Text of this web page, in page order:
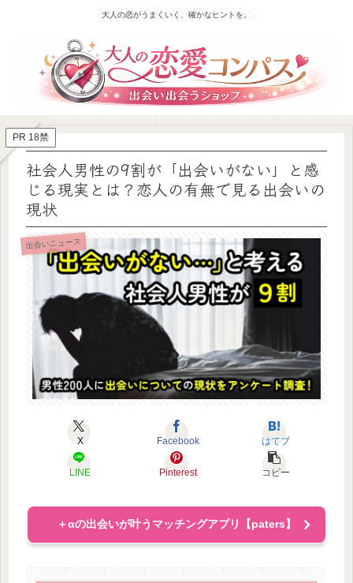
大人の恋がうまくいく、確かなヒントを。
PR 18禁
社会人男性の9割が「出会いがない」と感
じる現実とは？恋人の有無で見る出会いの
現状
出会いニュース
X Facebook はてブ
LINE Pinterest コピー
＋αの出会いが叶うマッチングアプリ【paters】